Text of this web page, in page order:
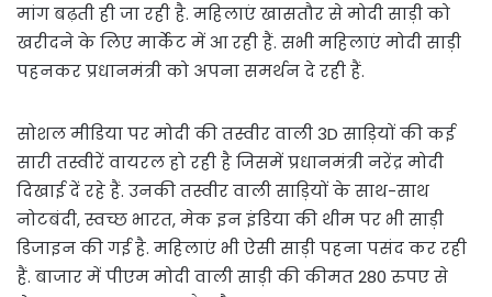
मांग बढ़ती ही जा रही है. महिलाएं खासतौर से मोदी साड़ी को
खरीदने के लिए मार्केट में आ रही हैं. सभी महिलाएं मोदी साड़ी
पहनकर प्रधानमंत्री को अपना समर्थन दे रही हैं.
सोशल मीडिया पर मोदी की तस्वीर वाली 3D साड़ियों की कई
सारी तस्वीरें वायरल हो रही है जिसमें प्रधानमंत्री नरेंद्र मोदी
दिखाई दें रहे हैं. उनकी तस्वीर वाली साड़ियों के साथ-साथ
नोटबंदी, स्वच्छ भारत, मेक इन इंडिया की थीम पर भी साड़ी
डिजाइन की गई है. महिलाएं भी ऐसी साड़ी पहना पसंद कर रही
हैं. बाजार में पीएम मोदी वाली साड़ी की कीमत 280 रुपए से